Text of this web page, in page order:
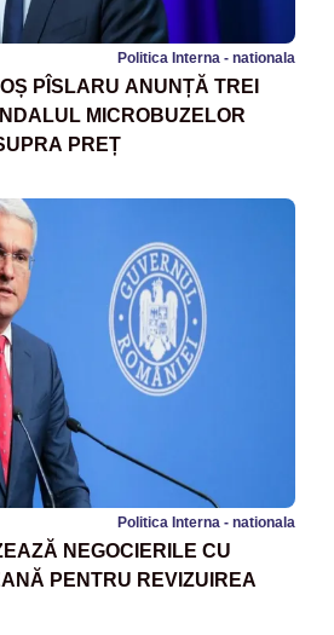
Politica Interna - nationala
PÎSLARU ANUNȚĂ TREI
MICROBUZELOR
PREȚ
Politica Interna - nationala
NEGOCIERILE CU
PENTRU REVIZUIREA